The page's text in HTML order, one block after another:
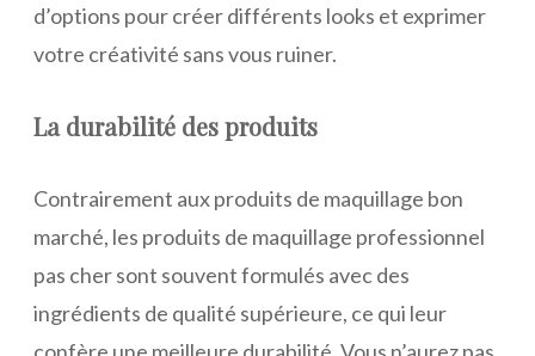
d’options pour créer différents looks et exprimer
votre créativité sans vous ruiner.
La durabilité des produits
Contrairement aux produits de maquillage bon
marché, les produits de maquillage professionnel
pas cher sont souvent formulés avec des
ingrédients de qualité supérieure, ce qui leur